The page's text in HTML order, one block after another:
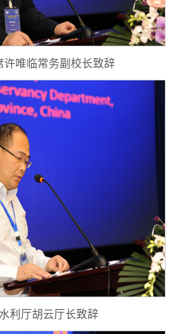
许唯临常务副校长致辞
利厅胡云厅长致辞